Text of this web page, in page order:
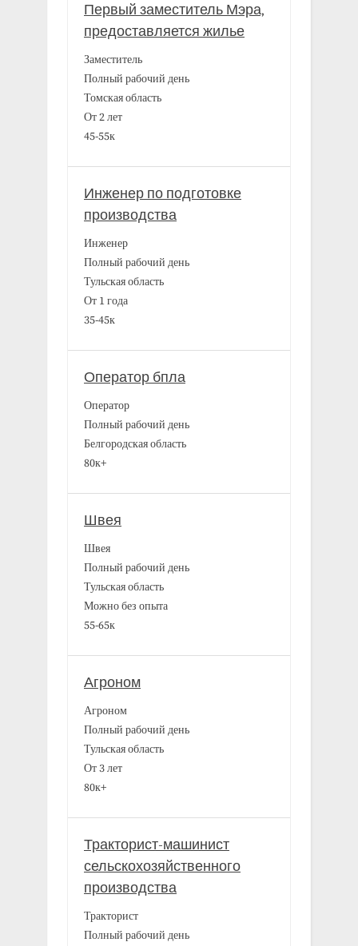
Первый заместитель Мэра,
предоставляется жилье
Заместитель
Полный рабочий день
Томская область
От 2 лет
45-55к
Инженер по подготовке
производства
Инженер
Полный рабочий день
Тульская область
От 1 года
35-45к
Оператор бпла
Оператор
Полный рабочий день
Белгородская область
80к+
Швея
Швея
Полный рабочий день
Тульская область
Можно без опыта
55-65к
Агроном
Агроном
Полный рабочий день
Тульская область
От 3 лет
80к+
Тракторист-машинист
сельскохозяйственного
производства
Тракторист
Полный рабочий день